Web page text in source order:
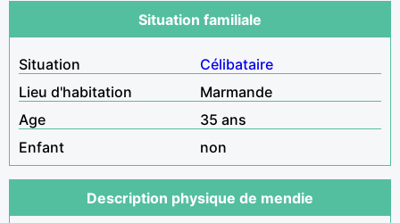
Situation familiale
Situation
Célibataire
Lieu d'habitation
Marmande
Age
35 ans
Enfant
non
Description physique de mendie